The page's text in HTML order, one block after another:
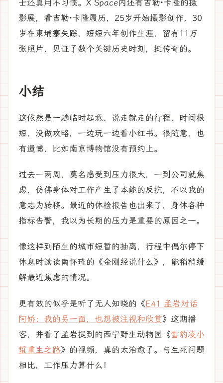
士还真用不习惯。X Space内还有吉勒·卡隆的摄
影展，看吉勒·卡隆履历，25岁开始摄影创作，30
岁在柬埔寨失踪，短短六年创作生涯，留有11万
张照片，见证了数个关键历史时刻，挺传奇的。
小结
这依然是一趟临时起意、说走就走的行程，时间很
短，没做攻略，一边玩一边看小红书。很随意，也
有遗憾，比如南京博物馆没有预约上。
过去一两周，莫名感受到压力很大，一到公司就焦
虑，仿佛身体对工作产生了本能的反抗，不以我的
意志为转移。最近的体检报告也出来了，身体各种
指标告警，我以为长期的压力是重要的原因之一。
像这样到陌生的城市短暂的抽离，行程中偶尔停下
休息时读读南怀瑾的《金刚经说什么》，能稍稍缓
解最近焦虑的情况。
更有效的似乎是听了无人知晓的《E41 孟岩对话
阿娇：我的另一面，也想被注视和欣赏》这期播
客，并看了孟岩提到的西宁野生动物园《雪豹凌小
蜇重生之路》的视频，真的太治愈了。与生死问题
相比，工作压力算什么！